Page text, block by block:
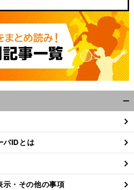
閉
る
バIDとは
示・その他の事項